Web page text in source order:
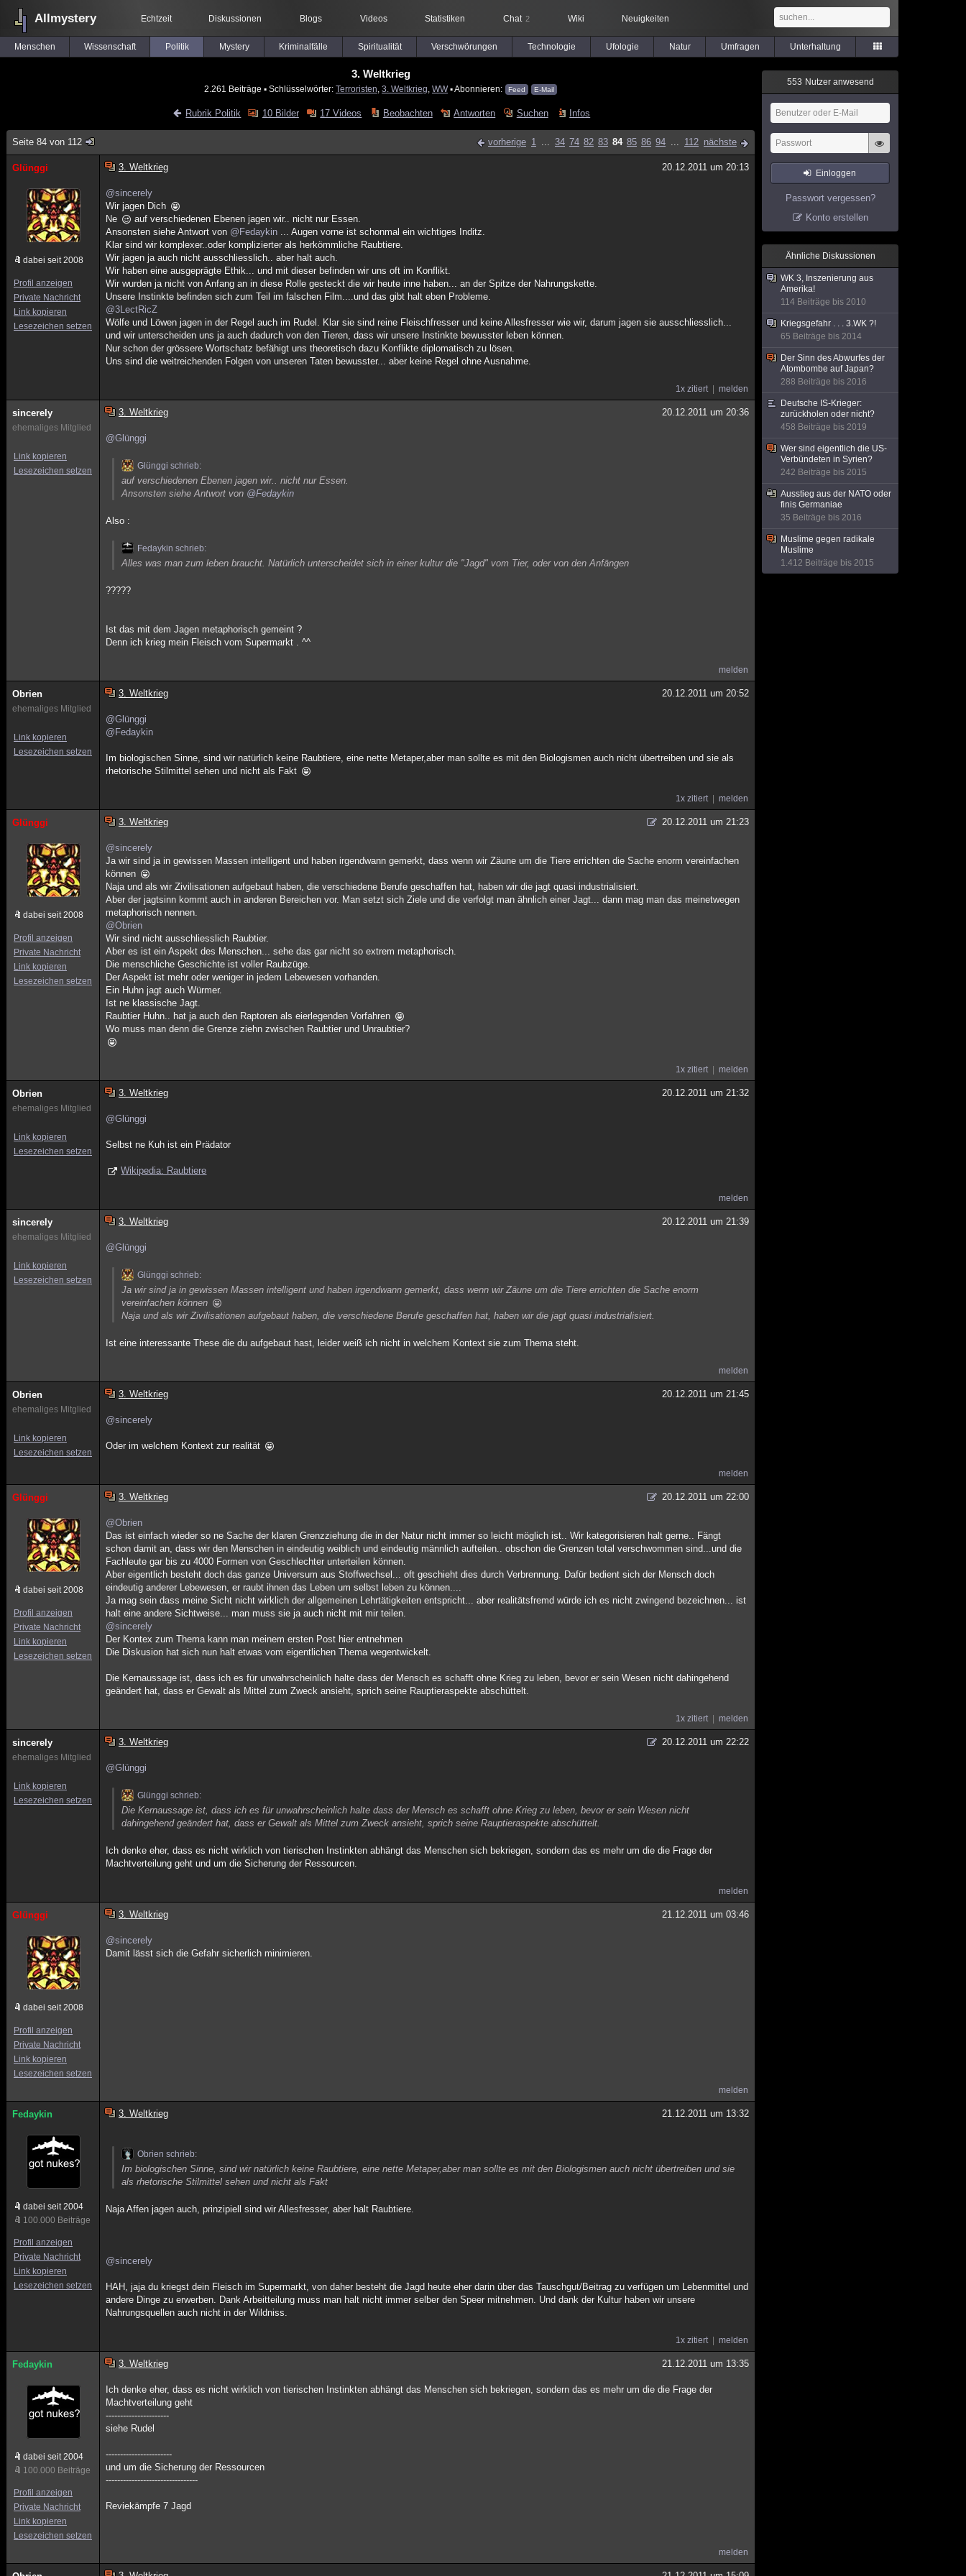
Allmystery Echtzeit Diskussionen Blogs Videos Statistiken Chat 2 Wiki Neuigkeiten
Menschen Wissenschaft Politik Mystery Kriminalfälle Spiritualität Verschwörungen Technologie Ufologie Natur Umfragen Unterhaltung
3. Weltkrieg
2.261 Beiträge ▪ Schlüsselwörter: Terroristen 3. Weltkrieg WW▪ Abonnieren: Feed E-Mail
Rubrik Politik 10 Bilder 17 Videos Beobachten Antworten Suchen Infos
Seite 84 von 112 vorherige 1 ... 34 74 82 83 84 85 86 94 ... 112 nächste
Glünggi
dabei seit 2008
Profil anzeigen
Private Nachricht
Link kopieren
Lesezeichen setzen
3. Weltkrieg 20.12.2011 um 20:13
@sincerely
Wir jagen Dich
Ne
auf verschiedenen Ebenen jagen wir.. nicht nur Essen.
Ansonsten siehe Antwort von @Fedaykin ... Augen vorne ist schonmal ein wichtiges Inditz.
Klar sind wir komplexer..oder komplizierter als herkömmliche Raubtiere.
Wir jagen ja auch nicht ausschliesslich.. aber halt auch.
Wir haben eine ausgeprägte Ethik... und mit dieser befinden wir uns oft im Konflikt.
Wir wurden ja nicht von Anfang an in diese Rolle gesteckt die wir heute inne haben... an der Spitze der Nahrungskette.
Unsere Instinkte befinden sich zum Teil im falschen Film....und das gibt halt eben Probleme.
@3LectRicZ
Wölfe und Löwen jagen in der Regel auch im Rudel. Klar sie sind reine Fleischfresser und keine Allesfresser wie wir, darum jagen sie ausschliesslich...
und wir unterscheiden uns ja auch dadurch von den Tieren, dass wir unsere Instinkte bewusster leben können.
Nur schon der grössere Wortschatz befähigt uns theoretisch dazu Konflikte diplomatisch zu lösen.
Uns sind die weitreichenden Folgen von unseren Taten bewusster... aber keine Regel ohne Ausnahme.
1x zitiert melden
sincerely
ehemaliges Mitglied
Link kopieren
Lesezeichen setzen
3. Weltkrieg 20.12.2011 um 20:36
@Glünggi
Glünggi schrieb:
auf verschiedenen Ebenen jagen wir.. nicht nur Essen.
Ansonsten siehe Antwort von @Fedaykin
Also :
Fedaykin schrieb:
Alles was man zum leben braucht. Natürlich unterscheidet sich in einer kultur die "Jagd" vom Tier, oder von den Anfängen
?????
Ist das mit dem Jagen metaphorisch gemeint ?
Denn ich krieg mein Fleisch vom Supermarkt . ^^
melden
Obrien
ehemaliges Mitglied
Link kopieren
Lesezeichen setzen
3. Weltkrieg 20.12.2011 um 20:52
@Glünggi
@Fedaykin
Im biologischen Sinne, sind wir natürlich keine Raubtiere, eine nette Metaper,aber man sollte es mit den Biologismen auch nicht übertreiben und sie als
rhetorische Stilmittel sehen und nicht als Fakt
1x zitiert melden
Glünggi
dabei seit 2008
Profil anzeigen
Private Nachricht
Link kopieren
Lesezeichen setzen
3. Weltkrieg 20.12.2011 um 21:23
@sincerely
Ja wir sind ja in gewissen Massen intelligent und haben irgendwann gemerkt, dass wenn wir Zäune um die Tiere errichten die Sache enorm vereinfachen
können
Naja und als wir Zivilisationen aufgebaut haben, die verschiedene Berufe geschaffen hat, haben wir die jagt quasi industrialisiert.
Aber der jagtsinn kommt auch in anderen Bereichen vor. Man setzt sich Ziele und die verfolgt man ähnlich einer Jagt... dann mag man das meinetwegen
metaphorisch nennen.
@Obrien
Wir sind nicht ausschliesslich Raubtier.
Aber es ist ein Aspekt des Menschen... sehe das gar nicht so extrem metaphorisch.
Die menschliche Geschichte ist voller Raubzüge.
Der Aspekt ist mehr oder weniger in jedem Lebewesen vorhanden.
Ein Huhn jagt auch Würmer.
Ist ne klassische Jagt.
Raubtier Huhn.. hat ja auch den Raptoren als eierlegenden Vorfahren
Wo muss man denn die Grenze ziehn zwischen Raubtier und Unraubtier?
1x zitiert melden
Obrien
ehemaliges Mitglied
Link kopieren
Lesezeichen setzen
3. Weltkrieg 20.12.2011 um 21:32
@Glünggi
Selbst ne Kuh ist ein Prädator
Wikipedia: Raubtiere
melden
sincerely
ehemaliges Mitglied
Link kopieren
Lesezeichen setzen
3. Weltkrieg 20.12.2011 um 21:39
@Glünggi
Glünggi schrieb:
Ja wir sind ja in gewissen Massen intelligent und haben irgendwann gemerkt, dass wenn wir Zäune um die Tiere errichten die Sache enorm
vereinfachen können
Naja und als wir Zivilisationen aufgebaut haben, die verschiedene Berufe geschaffen hat, haben wir die jagt quasi industrialisiert.
Ist eine interessante These die du aufgebaut hast, leider weiß ich nicht in welchem Kontext sie zum Thema steht.
melden
Obrien
ehemaliges Mitglied
Link kopieren
Lesezeichen setzen
3. Weltkrieg 20.12.2011 um 21:45
@sincerely
Oder im welchem Kontext zur realität
melden
Glünggi
dabei seit 2008
Profil anzeigen
Private Nachricht
Link kopieren
Lesezeichen setzen
3. Weltkrieg 20.12.2011 um 22:00
@Obrien
Das ist einfach wieder so ne Sache der klaren Grenzziehung die in der Natur nicht immer so leicht möglich ist.. Wir kategorisieren halt gerne.. Fängt
schon damit an, dass wir den Menschen in eindeutig weiblich und eindeutig männlich aufteilen.. obschon die Grenzen total verschwommen sind...und die
Fachleute gar bis zu 4000 Formen von Geschlechter unterteilen können.
Aber eigentlich besteht doch das ganze Universum aus Stoffwechsel... oft geschieht dies durch Verbrennung. Dafür bedient sich der Mensch doch
eindeutig anderer Lebewesen, er raubt ihnen das Leben um selbst leben zu können....
Ja mag sein dass meine Sicht nicht wirklich der allgemeinen Lehrtätigkeiten entspricht... aber realitätsfremd würde ich es nicht zwingend bezeichnen... ist
halt eine andere Sichtweise... man muss sie ja auch nicht mit mir teilen.
@sincerely
Der Kontex zum Thema kann man meinem ersten Post hier entnehmen
Die Diskusion hat sich nun halt etwas vom eigentlichen Thema wegentwickelt.
Die Kernaussage ist, dass ich es für unwahrscheinlich halte dass der Mensch es schafft ohne Krieg zu leben, bevor er sein Wesen nicht dahingehend
geändert hat, dass er Gewalt als Mittel zum Zweck ansieht, sprich seine Rauptieraspekte abschüttelt.
1x zitiert melden
sincerely
ehemaliges Mitglied
Link kopieren
Lesezeichen setzen
3. Weltkrieg 20.12.2011 um 22:22
@Glünggi
Glünggi schrieb:
Die Kernaussage ist, dass ich es für unwahrscheinlich halte dass der Mensch es schafft ohne Krieg zu leben, bevor er sein Wesen nicht
dahingehend geändert hat, dass er Gewalt als Mittel zum Zweck ansieht, sprich seine Rauptieraspekte abschüttelt.
Ich denke eher, dass es nicht wirklich von tierischen Instinkten abhängt das Menschen sich bekriegen, sondern das es mehr um die die Frage der
Machtverteilung geht und um die Sicherung der Ressourcen.
melden
Glünggi
dabei seit 2008
Profil anzeigen
Private Nachricht
Link kopieren
Lesezeichen setzen
3. Weltkrieg 21.12.2011 um 03:46
@sincerely
Damit lässt sich die Gefahr sicherlich minimieren.
melden
Fedaykin
dabei seit 2004
100.000 Beiträge
Profil anzeigen
Private Nachricht
Link kopieren
Lesezeichen setzen
3. Weltkrieg 21.12.2011 um 13:32
Obrien schrieb:
Im biologischen Sinne, sind wir natürlich keine Raubtiere, eine nette Metaper,aber man sollte es mit den Biologismen auch nicht übertreiben und sie
als rhetorische Stilmittel sehen und nicht als Fakt
Naja Affen jagen auch, prinzipiell sind wir Allesfresser, aber halt Raubtiere.
@sincerely
HAH, jaja du kriegst dein Fleisch im Supermarkt, von daher besteht die Jagd heute eher darin über das Tauschgut/Beitrag zu verfügen um Lebenmittel und
andere Dinge zu erwerben. Dank Arbeitteilung muss man halt nicht immer selber den Speer mitnehmen. Und dank der Kultur haben wir unsere
Nahrungsquellen auch nicht in der Wildniss.
1x zitiert melden
Fedaykin
dabei seit 2004
100.000 Beiträge
Profil anzeigen
Private Nachricht
Link kopieren
Lesezeichen setzen
3. Weltkrieg 21.12.2011 um 13:35
Ich denke eher, dass es nicht wirklich von tierischen Instinkten abhängt das Menschen sich bekriegen, sondern das es mehr um die die Frage der
Machtverteilung geht
----------------------
siehe Rudel
-----------------------
und um die Sicherung der Ressourcen
--------------------------------
Reviekämpfe 7 Jagd
melden
553 Nutzer anwesend
Einloggen
Passwort vergessen?
Konto erstellen
Ähnliche Diskussionen
WK 3, Inszenierung aus
Amerika!
114 Beiträge bis 2010
Kriegsgefahr . . . 3.WK ?!
65 Beiträge bis 2014
Der Sinn des Abwurfes der
Atombombe auf Japan?
288 Beiträge bis 2016
Deutsche IS-Krieger:
zurückholen oder nicht?
458 Beiträge bis 2019
Wer sind eigentlich die US-
Verbündeten in Syrien?
242 Beiträge bis 2015
Ausstieg aus der NATO oder
finis Germaniae
35 Beiträge bis 2016
Muslime gegen radikale
Muslime
1.412 Beiträge bis 2015